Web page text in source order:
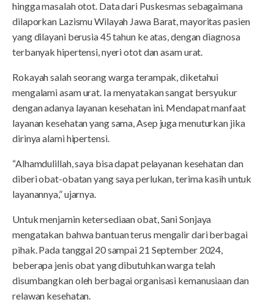
hingga masalah otot. Data dari Puskesmas sebagaimana
dilaporkan Lazismu Wilayah Jawa Barat, mayoritas pasien
yang dilayani berusia 45 tahun ke atas, dengan diagnosa
terbanyak hipertensi, nyeri otot dan asam urat.
Rokayah salah seorang warga terampak, diketahui
mengalami asam urat. Ia menyatakan sangat bersyukur
dengan adanya layanan kesehatan ini. Mendapat manfaat
layanan kesehatan yang sama, Asep juga menuturkan jika
dirinya alami hipertensi.
“Alhamdulillah, saya bisa dapat pelayanan kesehatan dan
diberi obat-obatan yang saya perlukan, terima kasih untuk
layanannya,” ujarnya.
Untuk menjamin ketersediaan obat, Sani Sonjaya
mengatakan bahwa bantuan terus mengalir dari berbagai
pihak. Pada tanggal 20 sampai 21 September 2024,
beberapa jenis obat yang dibutuhkan warga telah
disumbangkan oleh berbagai organisasi kemanusiaan dan
relawan kesehatan.